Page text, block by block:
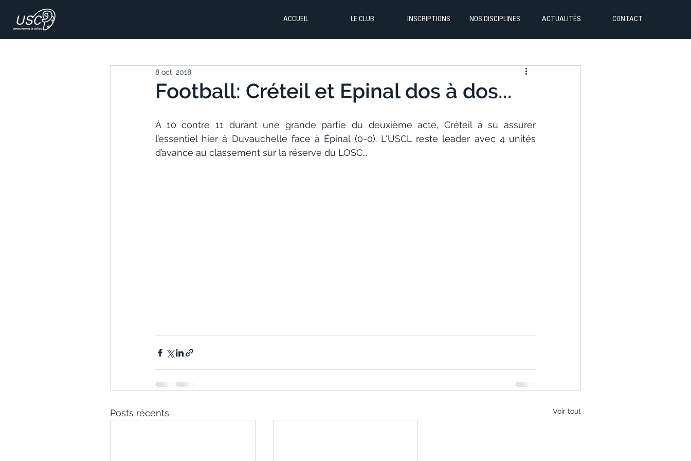
ACCUEIL LE CLUB INSCRIPTIONS NOS DISCIPLINES ACTUALITÉS CONTACT
Football: Créteil et Epinal dos à dos...
8 oct. 2018
À 10 contre 11 durant une grande partie du deuxième acte, Créteil a su assurer
l’essentiel hier à Duvauchelle face à Épinal (0-0). L'USCL reste leader avec 4 unités
d’avance au classement sur la réserve du LOSC...
Posts récents Voir tout